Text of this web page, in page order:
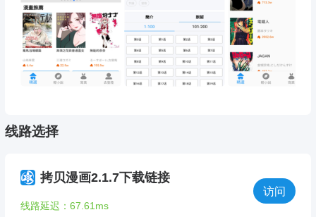
线路选择
拷贝漫画2.1.7下载链接
线路延迟：67.61ms
访问